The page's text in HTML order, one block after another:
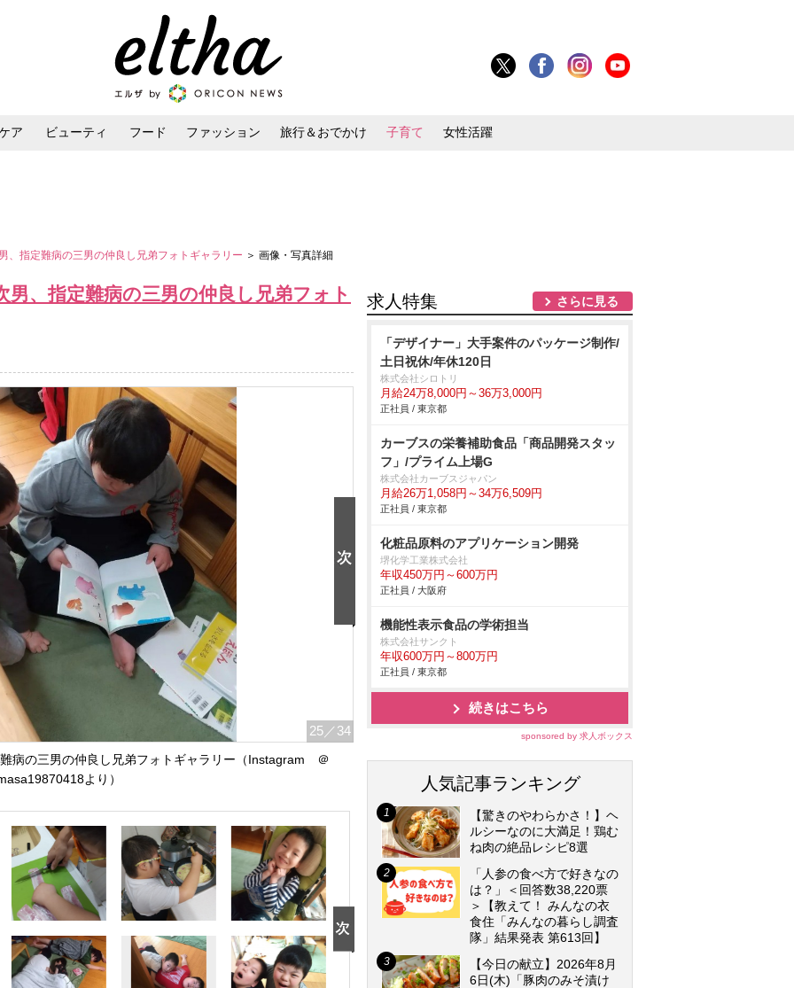
ア ビューティ フード ファッション 旅行＆おでかけ 子育て 女性活躍
、指定難病の三男の仲良し兄弟フォトギャラリー ＞ 画像・写真詳細
、指定難病の三男の仲良し兄弟フォト
25 ／34
病の三男の仲良し兄弟フォトギャラリー（Instagram ＠
より）
求人特集 さらに見る
「デザイナー」大手案件のパッケージ制作/
土日祝休/年休120日
株式会社シロトリ
月給24万8,000円～36万3,000円
正社員 / 東京都
カーブスの栄養補助食品「商品開発スタッ
フ」/プライム上場G
株式会社カーブスジャパン
月給26万1,058円～34万6,509円
正社員 / 東京都
化粧品原料のアプリケーション開発
堺化学工業株式会社
年収450万円～600万円
正社員 / 大阪府
機能性表示食品の学術担当
株式会社サンクト
年収600万円～800万円
正社員 / 東京都
続きはこちら
sponsored by 求人ボックス
人気記事ランキング
【驚きのやわらかさ！】ヘ
ルシーなのに大満足！鶏む
ね肉の絶品レシピ8選
「人参の食べ方で好きなの
は？」＜回答数38,220票
＞【教えて！ みんなの衣
食住「みんなの暮らし調査
隊」結果発表 第613回】
【今日の献立】2026年8月
6日(木)「豚肉のみそ漬け